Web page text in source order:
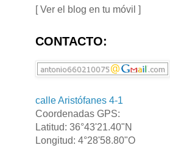
[ Ver el blog en tu móvil ]
CONTACTO:
calle Aristófanes 4-1
Coordenadas GPS:
Latitud: 36°43'21.40"N
Longitud: 4°28'58.80"O